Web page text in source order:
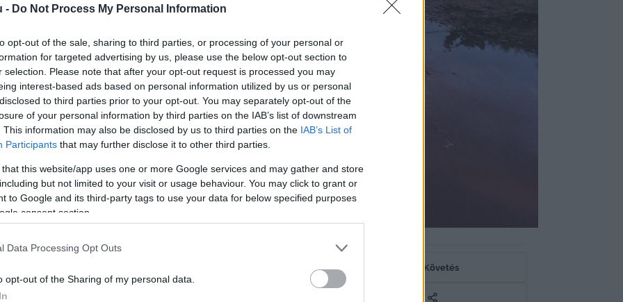
- Do Not Process My Personal Information
opt-out of the sale, sharing to third parties, or processing of your personal or
for targeted advertising by us, please use the below opt-out section to
selection. Please note that after your opt-out request is processed you may
interest-based ads based on personal information utilized by us or personal
to third parties prior to your opt-out. You may separately opt-out of the
of your personal information by third parties on the IAB’s list of downstream
This information may also be disclosed by us to third parties on the IAB’s List of
Participants that may further disclose it to other third parties.
that this website/app uses one or more Google services and may gather and store
but not limited to your visit or usage behaviour. You may click to grant or
to Google and its third-party tags to use your data for below specified purposes
consent section.
Data Processing Opt Outs
opt-out of the Sharing of my personal data.
András, a Kutyapárt helvéciai képviselője
Követés